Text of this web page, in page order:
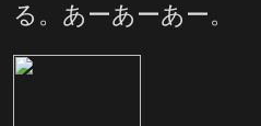
る。あーあーあー。